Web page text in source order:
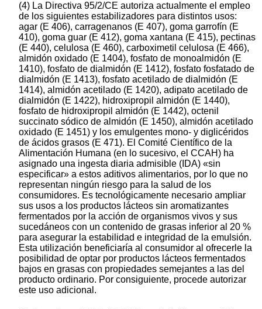
(4) La Directiva 95/2/CE autoriza actualmente el empleo
de los siguientes estabilizadores para distintos usos:
agar (E 406), carragenanos (E 407), goma garrofín (E
410), goma guar (E 412), goma xantana (E 415), pectinas
(E 440), celulosa (E 460), carboximetil celulosa (E 466),
almidón oxidado (E 1404), fosfato de monoalmidón (E
1410), fosfato de dialmidón (E 1412), fosfato fosfatado de
dialmidón (E 1413), fosfato acetilado de dialmidón (E
1414), almidón acetilado (E 1420), adipato acetilado de
dialmidón (E 1422), hidroxipropil almidón (E 1440),
fosfato de hidroxipropil almidón (E 1442), octenil
succinato sódico de almidón (E 1450), almidón acetilado
oxidado (E 1451) y los emulgentes mono- y diglicéridos
de ácidos grasos (E 471). El Comité Científico de la
Alimentación Humana (en lo sucesivo, el CCAH) ha
asignado una ingesta diaria admisible (IDA) «sin
especificar» a estos aditivos alimentarios, por lo que no
representan ningún riesgo para la salud de los
consumidores. Es tecnológicamente necesario ampliar
sus usos a los productos lácteos sin aromatizantes
fermentados por la acción de organismos vivos y sus
sucedáneos con un contenido de grasas inferior al 20 %
para asegurar la estabilidad e integridad de la emulsión.
Esta utilización beneficiaría al consumidor al ofrecerle la
posibilidad de optar por productos lácteos fermentados
bajos en grasas con propiedades semejantes a las del
producto ordinario. Por consiguiente, procede autorizar
este uso adicional.